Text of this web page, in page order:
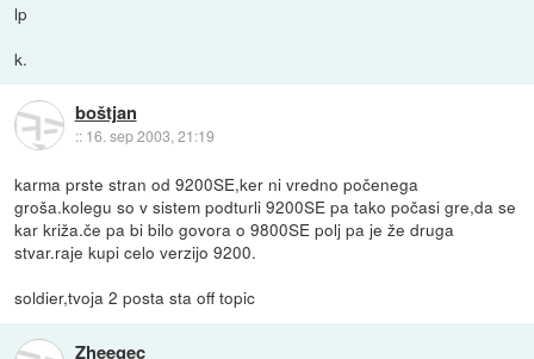
lp
k.
boštjan
:: 16. sep 2003, 21:19
karma prste stran od 9200SE,ker ni vredno počenega
groša.kolegu so v sistem podturli 9200SE pa tako počasi gre,da se
kar križa.če pa bi bilo govora o 9800SE polj pa je že druga
stvar.raje kupi celo verzijo 9200.
soldier,tvoja 2 posta sta off topic
Zheegec